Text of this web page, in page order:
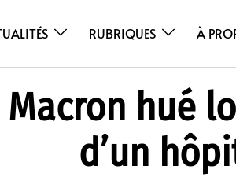
RUBRIQUES À
Macron hué
d’un